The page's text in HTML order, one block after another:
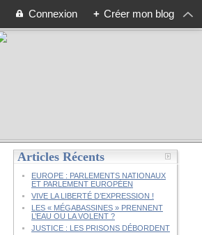
Connexion + Créer mon blog
Articles Récents
EUROPE : PARLEMENTS NATIONAUX
ET PARLEMENT EUROPÉEN
VIVE LA LIBERTÉ D’EXPRESSION !
LES « MÉGABASSINES » PRENNENT
L’EAU OU LA VOLENT ?
JUSTICE : LES PRISONS DÉBORDENT